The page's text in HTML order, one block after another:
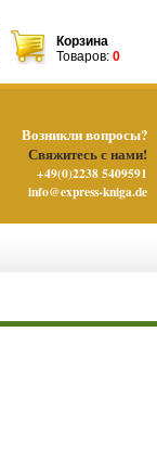
Корзина
Товаров: 0
Возникли вопросы?
Свяжитесь с нами!
+49(0)2238 5409591
info@express-kniga.de